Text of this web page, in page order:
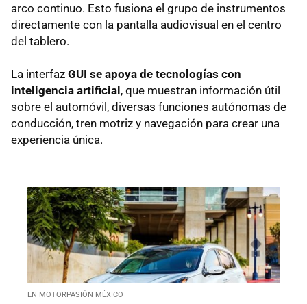
arco continuo. Esto fusiona el grupo de instrumentos
directamente con la pantalla audiovisual en el centro
del tablero.
La interfaz GUI se apoya de tecnologías con
inteligencia artificial , que muestran información útil
sobre el automóvil, diversas funciones autónomas de
conducción, tren motriz y navegación para crear una
experiencia única.
EN MOTORPASIÓN MÉXICO